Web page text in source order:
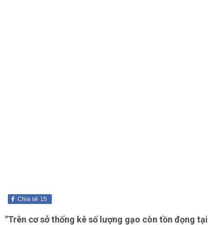
15
Chia sẻ
"Trên cơ sở thống kê số lượng gạo còn tồn đọng tại